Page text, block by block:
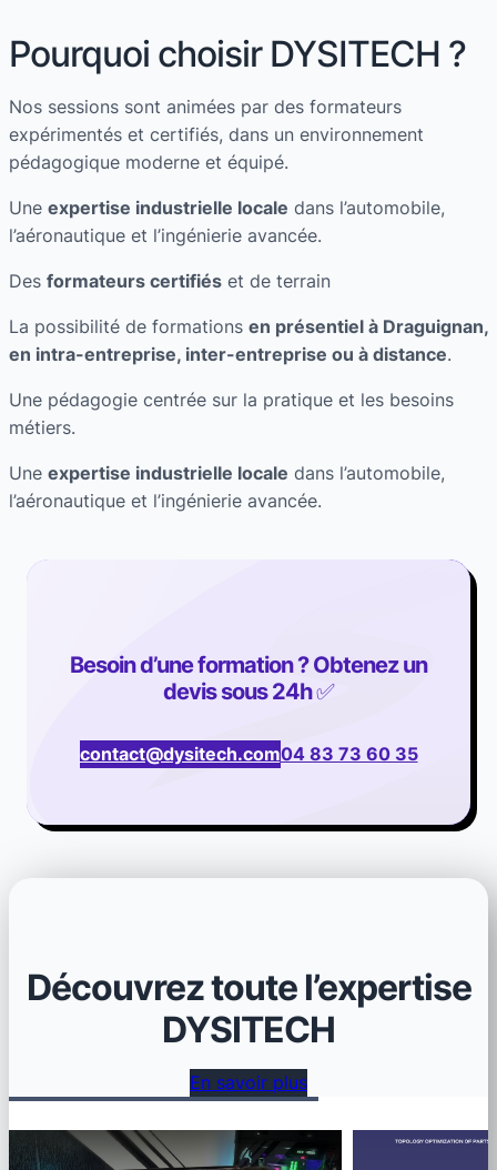
Pourquoi choisir DYSITECH ?
Nos sessions sont animées par des formateurs
expérimentés et certifiés, dans un environnement
pédagogique moderne et équipé.
Une expertise industrielle locale dans l’automobile,
l’aéronautique et l’ingénierie avancée.
Des formateurs certifiés et de terrain
La possibilité de formations en présentiel à Draguignan,
en intra-entreprise, inter-entreprise ou à distance.
Une pédagogie centrée sur la pratique et les besoins
métiers.
Une expertise industrielle locale dans l’automobile,
l’aéronautique et l’ingénierie avancée.
Besoin d’une formation ? Obtenez un
devis sous 24h✅
contact@dysitech.com04 83 73 60 35
Découvrez toute l’expertise
DYSITECH
En savoir plus